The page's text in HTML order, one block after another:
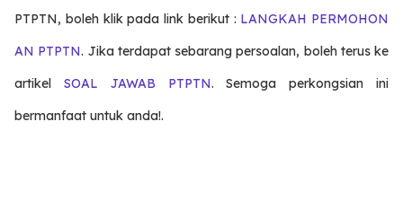
PTPTN, boleh klik pada link berikut : LANGKAH PERMOHON
AN PTPTN. Jika terdapat sebarang persoalan, boleh terus ke
artikel SOAL JAWAB PTPTN. Semoga perkongsian ini
bermanfaat untuk anda!.